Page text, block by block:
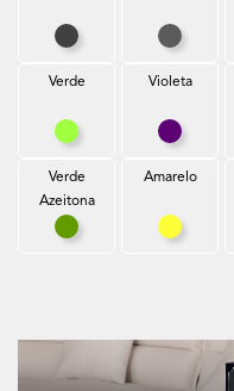
Preto Cinzento
Verde
Verde
Violeta
Violeta
Verde
Azeitona
Verde Azeitona
Amarelo
Amarelo